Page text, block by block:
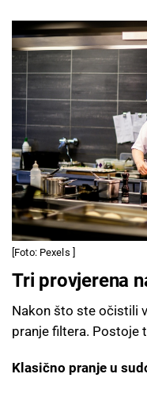
[Foto: Pexels ]
Tri provjerena
Nakon što ste očistili
pranje filtera. Postoje
Klasično pranje u